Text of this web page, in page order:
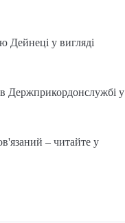
Дейнеці у вигляді
Держприкордонслужбі у
– читайте у